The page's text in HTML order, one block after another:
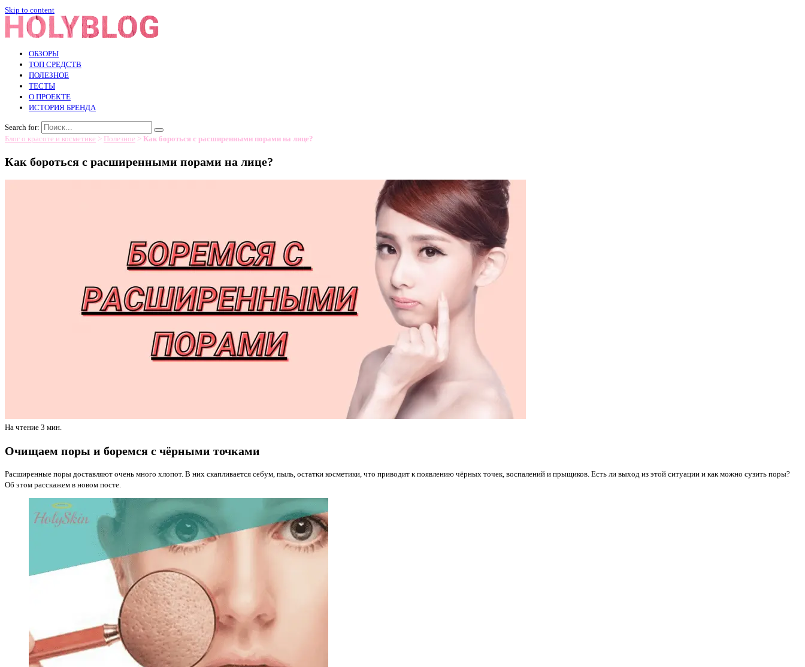
Skip to content
ОБЗОРЫ
ТОП СРЕДСТВ
ПОЛЕЗНОЕ
ТЕСТЫ
О ПРОЕКТЕ
ИСТОРИЯ БРЕНДА
Search for:
Блог о красоте и косметике > Полезное > Как бороться с расширенными порами на лице?
Как бороться с расширенными порами на лице?
На чтение 3 мин.
Очищаем поры и боремся с чёрными точками
Расширенные поры доставляют очень много хлопот. В них скапливается себум, пыль, остатки косметики, что приводит к появлению чёрных точек, воспалений и прыщиков. Есть ли выход из этой ситуации и как можно сузить поры?
Об этом расскажем в новом посте.